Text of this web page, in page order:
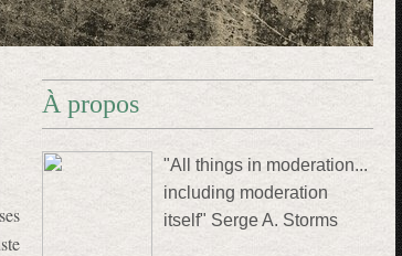
À propos
"All things in moderation...
including moderation
itself" Serge A. Storms